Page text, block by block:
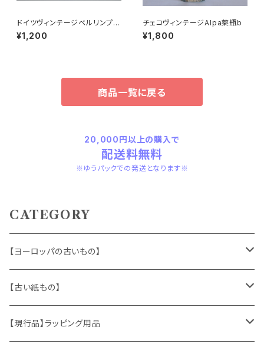
ドイツヴィンテージベルリンプラ
ベア青24
¥1,200
チェコヴィンテージAlpa薬瓶b
¥1,800
商品一覧に戻る
20,000円以上の購入で
配送料無料
※ゆうパックでの発送となります※
CATEGORY
【ヨーロッパの古いもの】
ヴィンテージアクセサリー
おもちゃ、ぬいぐるみ
【古い紙もの】
切手、FDC
【現行品】ラッピング用品